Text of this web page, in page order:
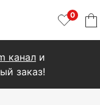
0
канал и
заказ!